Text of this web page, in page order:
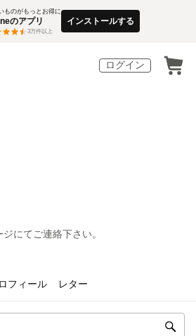
ものがもっとお得に
のアプリ
3万件以上
インストールする
ログイン
にてご連絡下さい。
フィール レター